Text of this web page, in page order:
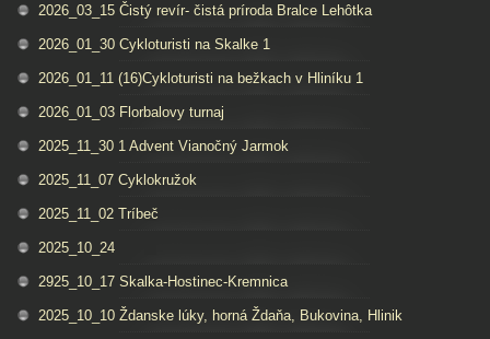
2026_03_15 Čistý revír- čistá príroda Bralce Lehôtka
2026_01_30 Cykloturisti na Skalke 1
2026_01_11 (16)Cykloturisti na bežkach v Hliníku 1
2026_01_03 Florbalovy turnaj
2025_11_30 1 Advent Vianočný Jarmok
2025_11_07 Cyklokružok
2025_11_02 Tríbeč
2025_10_24
2925_10_17 Skalka-Hostinec-Kremnica
2025_10_10 Ždanske lúky, horná Ždaňa, Bukovina, Hlinik